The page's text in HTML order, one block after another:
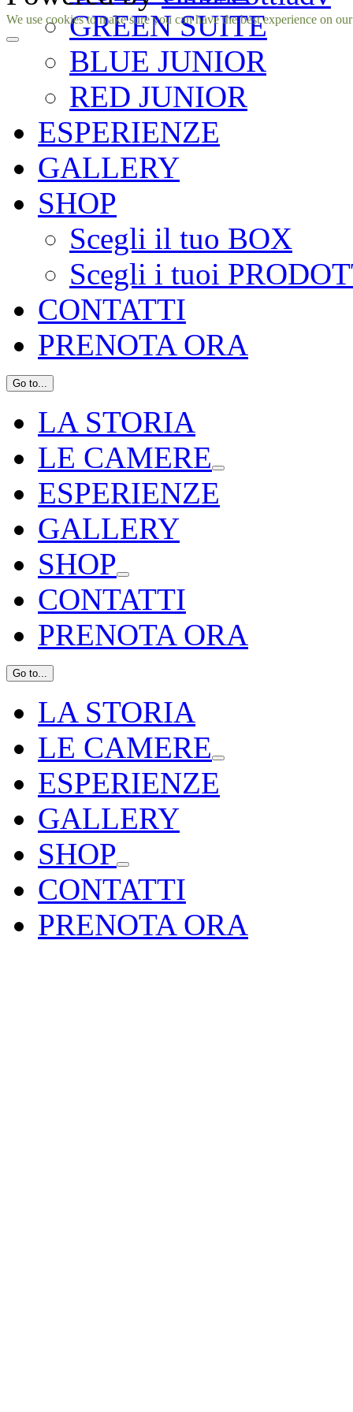
GREEN SUITE
BLUE JUNIOR
RED JUNIOR
ESPERIENZE
GALLERY
SHOP
Scegli il tuo BOX
Scegli i tuoi
CONTATTI
PRENOTA ORA
Go to...
LA STORIA
LE CAMERE
ESPERIENZE
GALLERY
SHOP
CONTATTI
PRENOTA ORA
Go to...
LA STORIA
LE CAMERE
ESPERIENZE
GALLERY
SHOP
CONTATTI
PRENOTA ORA
Facebook
Instagram
We use cookies to make sure you can have the best experience on